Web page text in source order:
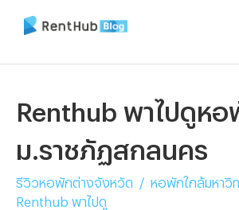
Renthub พาไปดูหอ
ม.ราชภัฏสกลนคร
รีวิวหอพักต่างจังหวัด / หอพักใกล้มหาวิ
Renthub พาไปดู